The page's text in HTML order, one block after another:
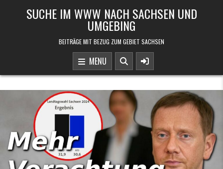
SUCHE IM WWW NACH SACHSEN UND
UMGEBING
BEITRÄGE MIT BEZUG ZUM GEBIET SACHSEN
MENU